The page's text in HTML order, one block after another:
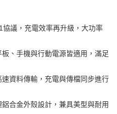
議，充電效率再升級，大功率
、手機與行動電源皆適用，滿足
資料傳輸，充電與傳檔同步進行
合金外殼設計，兼具美型與耐用